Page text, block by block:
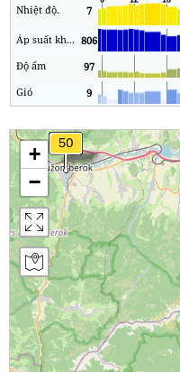
Nhiệt độ. 7
Áp suất không khí 806
Độ ẩm
97
Gió
9
+
−